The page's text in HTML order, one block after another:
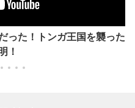
った！トンガ王国を襲った
！